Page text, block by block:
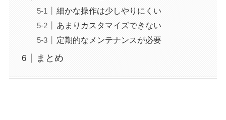
細かな操作は少しやりにくい
あまりカスタマイズできない
定期的なメンテナンスが必要
まとめ